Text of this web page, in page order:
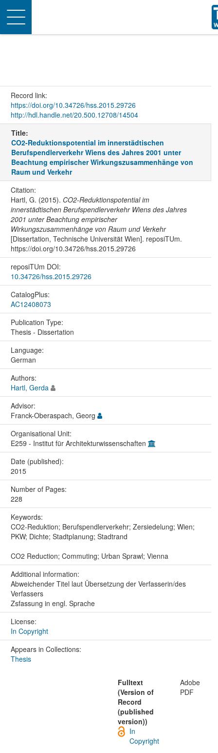
Toggle
navigation
Record link:
https://doi.org/10.34726/hss.2015.29726
http://hdl.handle.net/20.500.12708/14504
Title:
CO2-Reduktionspotential im innerstädtischen
Berufspendlerverkehr Wiens des Jahres 2001 unter
Beachtung empirischer Wirkungszusammenhänge von
Raum und Verkehr
Citation:
Hartl, G. (2015). CO2-Reduktionspotential im
innerstädtischen Berufspendlerverkehr Wiens des Jahres
2001 unter Beachtung empirischer
Wirkungszusammenhänge von Raum und Verkehr
[Dissertation, Technische Universität Wien]. reposiTUm.
https://doi.org/10.34726/hss.2015.29726
reposiTUm DOI:
10.34726/hss.2015.29726
CatalogPlus:
AC12408073
Publication Type:
Thesis - Dissertation
Language:
German
Authors:
Hartl, Gerda
Advisor:
Franck-Oberaspach, Georg
Organisational Unit:
E259 - Institut für Architekturwissenschaften
Date (published):
2015
Number of Pages:
228
Keywords:
CO2-Reduktion; Berufspendlerverkehr; Zersiedelung; Wien;
PKW; Dichte; Stadtplanung; Stadtrand
CO2 Reduction; Commuting; Urban Sprawl; Vienna
Additional information:
Abweichender Titel laut Übersetzung der Verfasserin/des
Verfassers
Zsfassung in engl. Sprache
License:
In Copyright
Appears in Collections:
Thesis
Fulltext
(Version of
Record
(published
version))
Adobe
PDF
In
Copyright